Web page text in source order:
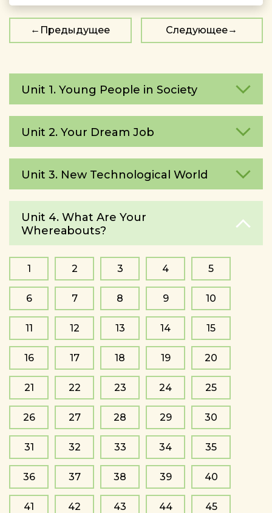
Предыдущее Следующее
Unit 1. Young People in Society
Unit 2. Your Dream Job
Unit 3. New Technological World
Unit 4. What Are Your
Whereаbouts?
1 2 3 4 5
6 7 8 9 10
11 12 13 14 15
16 17 18 19 20
21 22 23 24 25
26 27 28 29 30
31 32 33 34 35
36 37 38 39 40
41 42 43 44 45